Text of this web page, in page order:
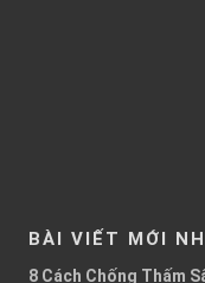
BÀI VIẾT MỚI
8 Cách Chống Thấm